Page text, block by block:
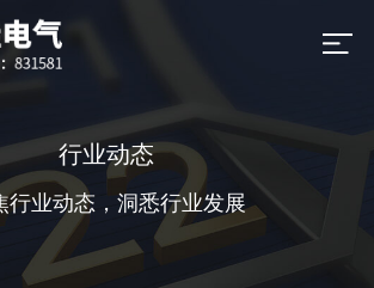
行业动态
行业动态，洞悉行业发展